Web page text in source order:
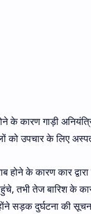
के कारण गाड़ी
को उपचार के लिए
होने के कारण कार
तभी तेज बारिश के
सड़क दुर्घटना की